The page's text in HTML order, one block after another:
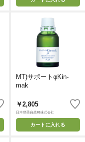
MT)サポートφKin-
mak
￥2,805
日本豊受自然農株式会社
カートに入れる